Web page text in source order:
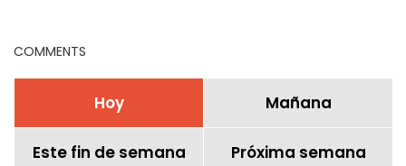
COMMENTS
Hoy Mañana
Este fin de semana Próxima semana